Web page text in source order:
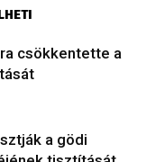
csökkentette a
a gödi